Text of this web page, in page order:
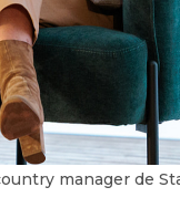
manager de